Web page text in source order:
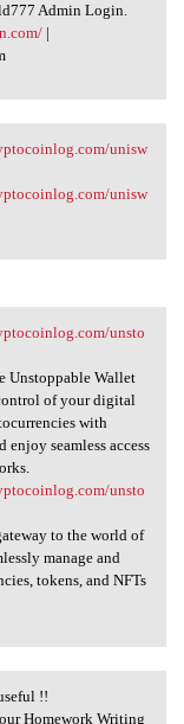
Admin Login.
|
unisw
unisw
unsto
Unstoppable Wallet
of your digital
with
seamless access
unsto
to the world of
manage and
tokens, and NFTs
!!
Homework Writing